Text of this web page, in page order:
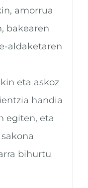
amorrua
bakearen
aldaketaren
eta askoz
handia
egiten, eta
bihurtu